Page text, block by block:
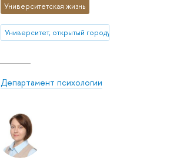
Университетская жизнь
Университет, открытый городу
Департамент психологии